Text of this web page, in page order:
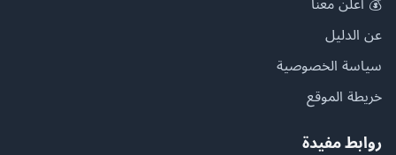
💰 أعلن معنا
عن الدليل
سياسة الخصوصية
خريطة الموقع
روابط مفيدة